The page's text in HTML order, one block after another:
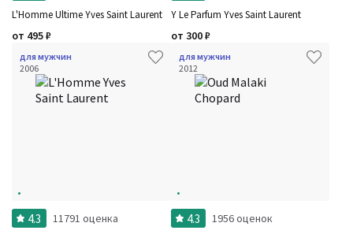
L'Homme Ultime Yves Saint Laurent
от 495₽
Y Le Parfum Yves Saint Laurent
от 300₽
для мужчин
2006
4.3 11791 оценка
для мужчин
2012
4.3 1956 оценок